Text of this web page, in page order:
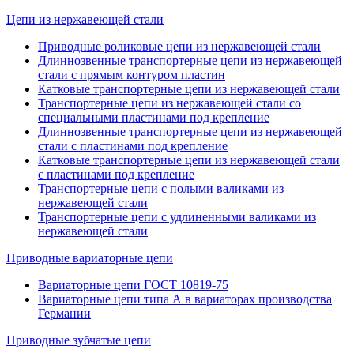
Цепи из нержавеющей стали
Приводные роликовые цепи из нержавеющей стали
Длиннозвенные транспортерные цепи из нержавеющей
стали с прямым контуром плаcтин
Катковые транспортерные цепи из нержавеющей стали
Транспортерные цепи из нержавеющей стали со
специальными пластинами под крепление
Длиннозвенные транспортерные цепи из нержавеющей
стали с пластинами под крепление
Катковые транспортерные цепи из нержавеющей стали
с пластинами под крепление
Транспортерные цепи с полыми валиками из
нержавеющей стали
Транспортерные цепи с удлиненными валиками из
нержавеющей стали
Приводные вариаторные цепи
Вариаторные цепи ГОСТ 10819-75
Вариаторные цепи типа А в вариаторах производства
Германии
Приводные зубчатые цепи